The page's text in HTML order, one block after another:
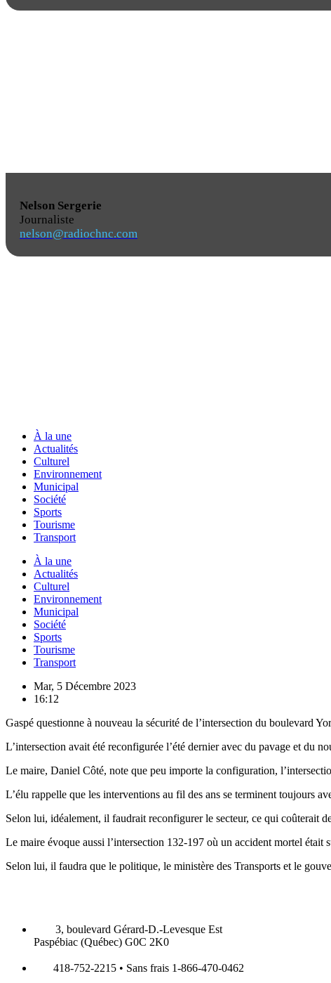
Nelson Sergerie
Journaliste
nelson@radiochnc.com
À la une
Actualités
Culturel
Environnement
Municipal
Société
Sports
Tourisme
Transport
À la une
Actualités
Culturel
Environnement
Municipal
Société
Sports
Tourisme
Transport
Mar, 5 Décembre 2023
16:12
Gaspé questionne à nouveau la sécurité de l’intersection du boulevard
L’intersection avait été reconfigurée l’été dernier avec du pavage et du
Le maire, Daniel Côté, note que peu importe la configuration,
L’élu rappelle que les interventions au fil des ans se terminent toujours
Selon lui, idéalement, il faudrait reconfigurer le secteur, ce qui coûterait
Le maire évoque aussi l’intersection 132-197 où un accident mortel était
Selon lui, il faudra que le politique, le ministère des Transports et le
3, boulevard Gérard-D.-Levesque Est
Paspébiac (Québec) G0C 2K0
418-752-2215 • Sans frais 1-866-470-0462